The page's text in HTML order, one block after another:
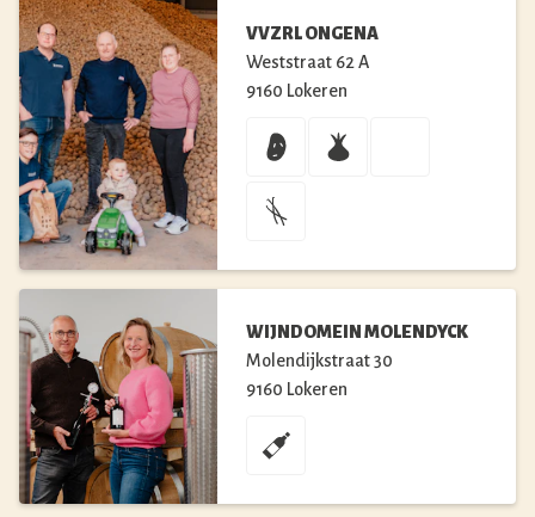
VVZRL ONGENA
Weststraat 62 A
9160 Lokeren
WIJNDOMEIN MOLENDYCK
Molendijkstraat 30
9160 Lokeren